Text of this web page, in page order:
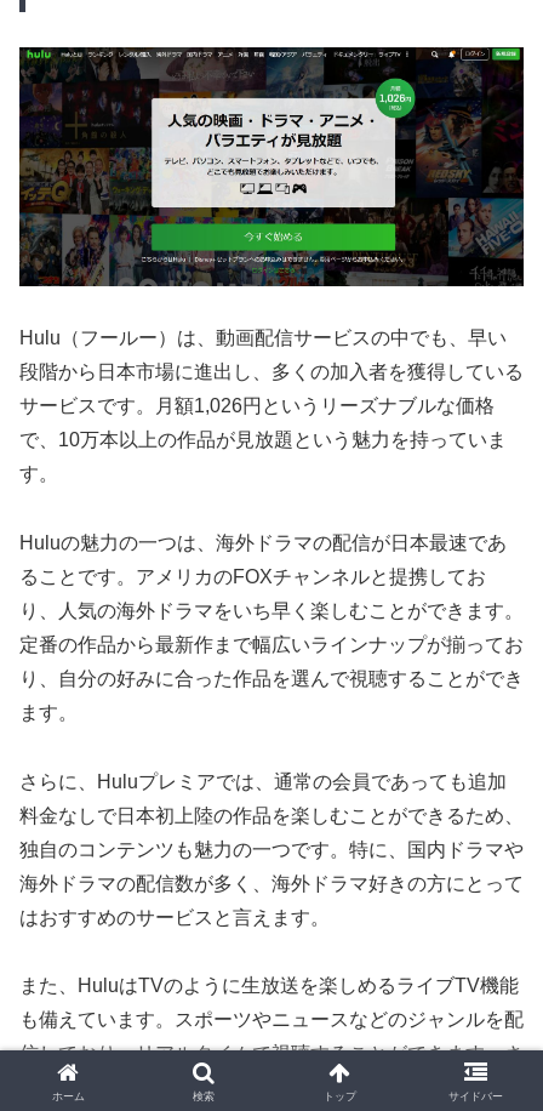
Hulu（フールー）は、動画配信サービスの中でも、早い
段階から日本市場に進出し、多くの加入者を獲得している
サービスです。月額1,026円というリーズナブルな価格
で、10万本以上の作品が見放題という魅力を持っていま
す。
Huluの魅力の一つは、海外ドラマの配信が日本最速であ
ることです。アメリカのFOXチャンネルと提携してお
り、人気の海外ドラマをいち早く楽しむことができます。
定番の作品から最新作まで幅広いラインナップが揃ってお
り、自分の好みに合った作品を選んで視聴することができ
ます。
さらに、Huluプレミアでは、通常の会員であっても追加
料金なしで日本初上陸の作品を楽しむことができるため、
独自のコンテンツも魅力の一つです。特に、国内ドラマや
海外ドラマの配信数が多く、海外ドラマ好きの方にとって
はおすすめのサービスと言えます。
また、HuluはTVのように生放送を楽しめるライブTV機能
も備えています。スポーツやニュースなどのジャンルを配
信しており、リアルタイムで視聴することができます。さ
らに、日本テレビ系のドラマやバラエティ番組の見逃し配
ホーム 検索 トップ サイドバー